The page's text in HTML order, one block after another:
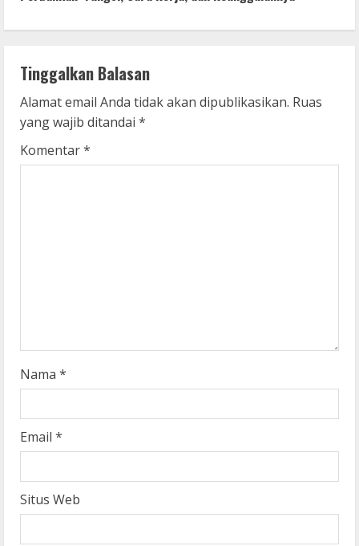
i
n
u
e
R
g
Tinggalkan Balasan
Alamat email Anda tidak akan dipublikasikan. Ruas
yang wajib ditandai *
Komentar*
Nama *
Email *
Situs Web